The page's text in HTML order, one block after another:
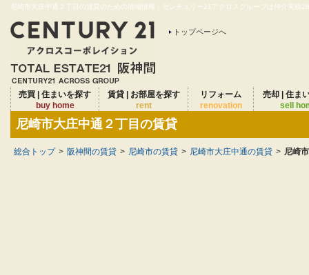
尼崎市大庄中通２丁目の賃貸のための地域情報｜センチュリー21アクロスグループは仲介実績
トップページへ
売買 | 住まいを探す
buy home
賃貸 | お部屋を探す
rent
リフォーム
renovation
売却 | 住ま
sell
尼崎市大庄中通２丁目の賃貸
総合トップ > 阪神間の賃貸 > 尼崎市の賃貸 > 尼崎市大庄中通の賃貸 > 尼崎